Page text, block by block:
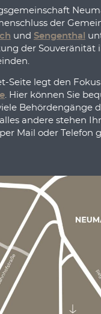
der
und Sengenthal
der Souveränität
Seite legt den
. Hier können Sie
Behördengänge
andere stehen
Mail oder Telefon